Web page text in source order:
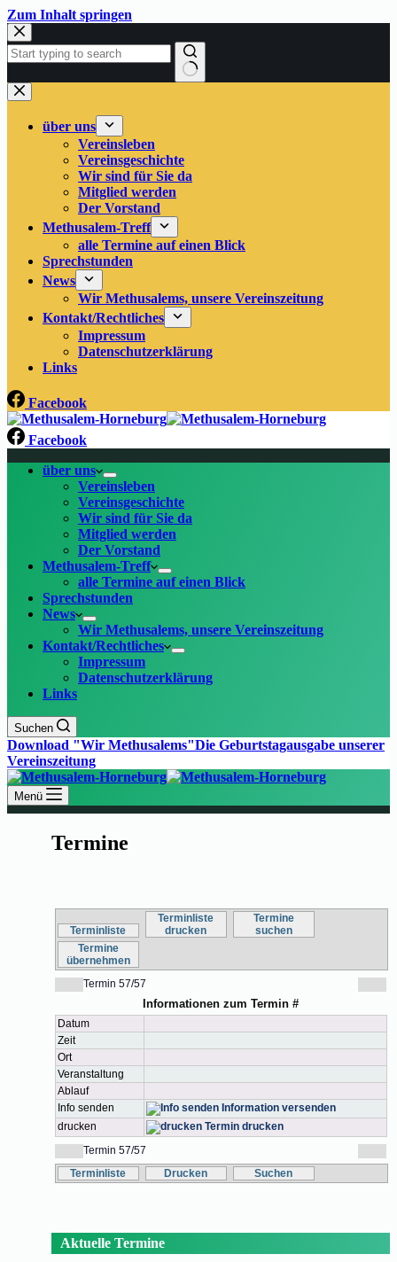
Zum Inhalt springen
springen
Keine
Ergebnisse
über uns
Vereinsleben
Vereinsgeschichte
Wir sind für Sie da
Mitglied werden
Der Vorstand
Methusalem-Treff
alle Termine auf einen Blick
Sprechstunden
News
Wir Methusalems, unsere Vereinszeitung
Kontakt/Rechtliches
Impressum
Datenschutzerklärung
Links
Facebook
Facebook
über uns
Vereinsleben
Vereinsgeschichte
Wir sind für Sie da
Mitglied werden
Der Vorstand
Methusalem-Treff
alle Termine auf einen Blick
Sprechstunden
News
Wir Methusalems, unsere Vereinszeitung
Kontakt/Rechtliches
Impressum
Datenschutzerklärung
Links
Suchen
Download "Wir Methusalems"Die Geburtstagausgabe unserer
Vereinszeitung
Menü
Termine
Terminliste
Terminliste
drucken
Termine
suchen
Termine
übernehmen
Termin 57/57
Informationen zum Termin #
Datum
Zeit
Ort
Veranstaltung
Ablauf
Info senden
Information versenden
drucken
Termin drucken
Termin 57/57
Terminliste
Drucken Suchen
Aktuelle Termine